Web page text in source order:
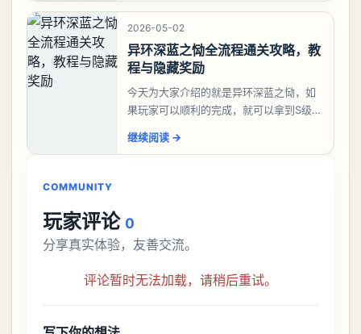
囗、吓、卟、
2026-05-02
异环深蓝之恸全流程通关攻略，教
程与隐藏奖励
今天为大家介绍的就是异环深蓝之恸，如
果玩家可以顺利的完成，就可以拿到S级弧
比较高的，对于那些新手玩家并不建议直
继续阅读 →
COMMUNITY
玩家评论 0
分享真实体验，友善交流。
评论暂时无法加载，请稍后重试。